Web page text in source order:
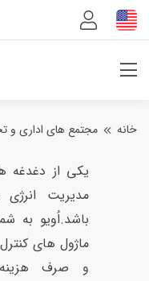
خانه مجتمع های اداری و
یکی از دغدغه
مدیریت
باشد.اُویو به
ماژول های
و صرف